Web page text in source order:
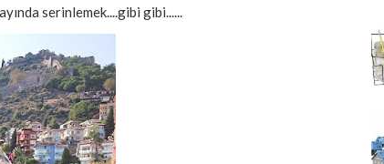
serinlemek....gibi gibi......